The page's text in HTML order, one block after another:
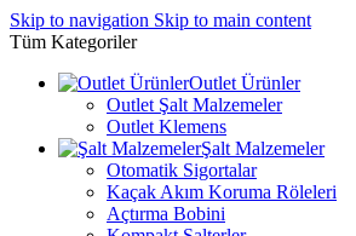
Skip to navigation Skip to main content
Tüm Kategoriler
Outlet Ürünler
Outlet Şalt Malzemeler
Outlet Klemens
Şalt Malzemeler
Otomatik Sigortalar
Kaçak Akım Koruma Röleleri
Açtırma Bobini